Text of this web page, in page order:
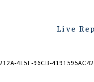
Live
4E5F-96CB-